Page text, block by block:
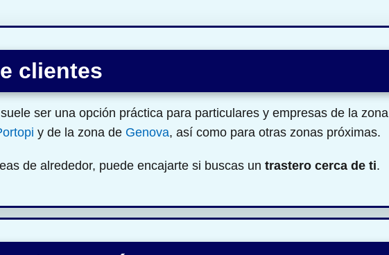
clientes
ser una opción práctica para particulares y empresas de la zona
y de la zona de Genova, así como para otras zonas próximas.
de alrededor, puede encajarte si buscas un trastero cerca de ti.